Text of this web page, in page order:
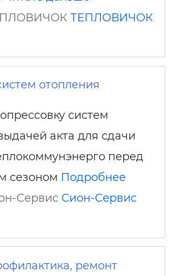
ТЕПЛОВИЧОК
отопления
систем
акта для сдачи
перед
сезоном Подробнее
Сервис Сион-Сервис
ремонт